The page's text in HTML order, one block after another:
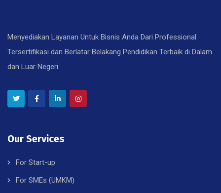
Menyediakan Layanan Untuk Bisnis Anda Dari Professional
Tersertifikasi dan Berlatar Belakang Pendidikan Terbaik di Dalam
dan Luar Negeri.
Our Services
For Start-up
For SMEs (UMKM)